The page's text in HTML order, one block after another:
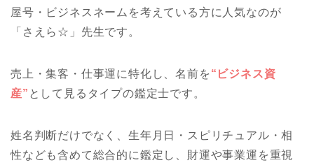
屋号・ビジネスネームを考えている方に人気なのが
「さえら☆」先生です。
売上・集客・仕事運に特化し、名前を “ビジネス資
産” として見るタイプの鑑定士です。
姓名判断だけでなく、生年月日・スピリチュアル・相
性なども含めて総合的に鑑定し、財運や事業運を重視